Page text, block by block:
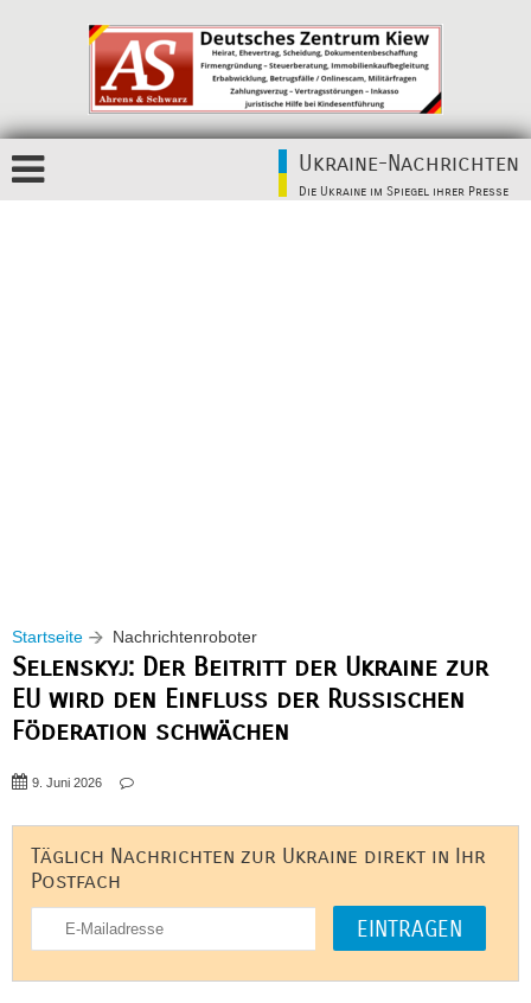
Ukraine-Nachrichten
Die Ukraine im Spiegel ihrer Presse
Startseite Nachrichtenroboter
Selenskyj: Der Beitritt der Ukraine zur
EU wird den Einfluss der Russischen
Föderation schwächen
9. Juni 2026
Täglich Nachrichten zur Ukraine direkt in Ihr
Postfach